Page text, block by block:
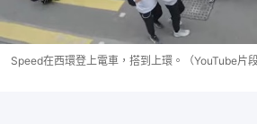
Speed在西環登上電車，搭到上環。（YouTube片段